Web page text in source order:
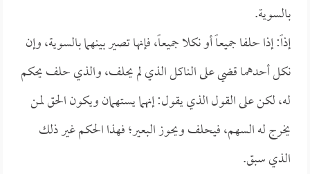
بالسوية.
إذاً: إذا حلفا جميعاً أو نكلا جميعاً، فإنها تصير بينهما بالسوية، وإن
نكل أحدهما قضي على الناكل الذي لم يحلف، والذي حلف يحكم
له، لكن على القول الذي يقول: إنهما يستهمان ويكون الحق لمن
يخرج له السهم، فيحلف ويحوز البعير؛ فهذا الحكم غير ذلك
الذي سبق.